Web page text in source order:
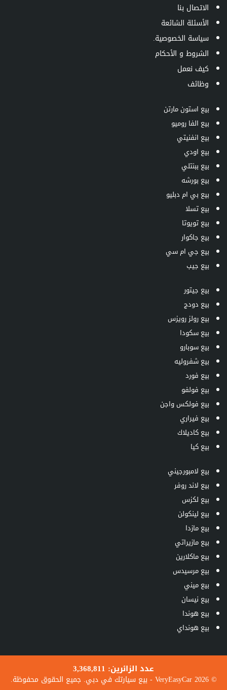
الاتصال بنا
الأسئلة الشائعة
سياسة الخصوصية.
الشروط و الأحكام
كيف نعمل
وظائف
بيع استون مارتن
بيع الفا روميو
بيع انفنيتي
بيع اودي
بيع ببنتلي
بيع بورشه
بيع بي ام دبليو
بيع تسلا
بيع تويوتا
بيع جاكوار
بيع جي ام سي
بيع جيب
بيع جيتور
بيع دودج
بيع رولز رويزس
بيع سكودا
بيع سوبارو
بيع شفروليه
بيع فورد
بيع فولفو
بيع فولكس واجن
بيع فيراري
بيع كاديلاك
بيع كيا
بيع لامبورجيني
بيع لاند روفر
بيع لكزس
بيع لينكولن
بيع مازدا
بيع مازيراتي
بيع ماكلارين
بيع مرسيدس
بيع ميني
بيع نيسان
بيع هوندا
بيع هونداي
عدد الزائرين:
© 2026 VeryEasyCar - بيع سيارتك في دبي. جميع الحقوق محفوظة.